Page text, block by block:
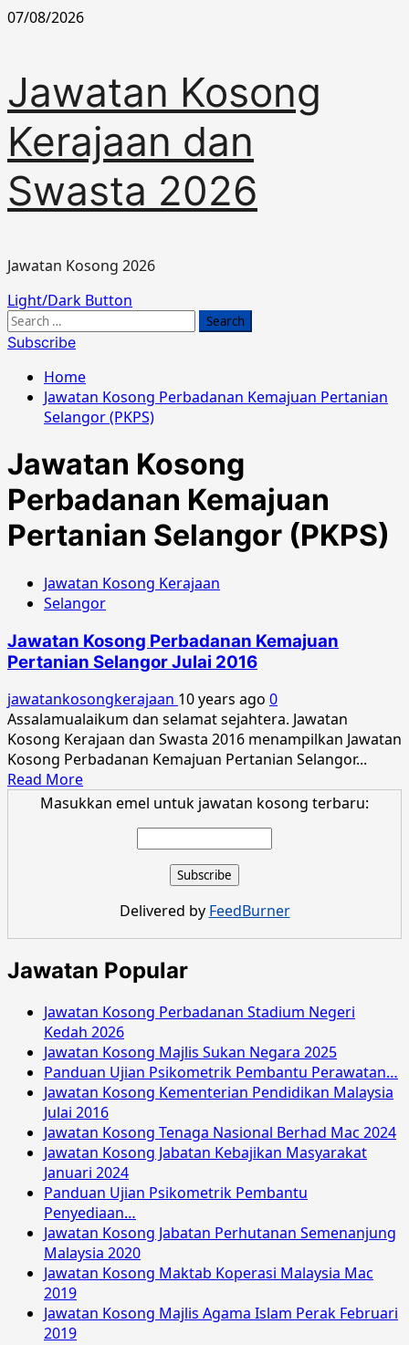
Skip
07/08/2026
Jawatan Kosong
Kerajaan dan
Swasta 2026
Jawatan Kosong 2026
Primary
Menu
Light/Dark Button
Search
for:
Subscribe
Home
Jawatan Kosong Perbadanan Kemajuan Pertanian
Selangor (PKPS)
Jawatan Kosong
Perbadanan Kemajuan
Pertanian Selangor (PKPS)
Jawatan Kosong Kerajaan
Selangor
Jawatan Kosong Perbadanan Kemajuan
Pertanian Selangor Julai 2016
jawatankosongkerajaan 10 years ago 0
Assalamualaikum dan selamat sejahtera. Jawatan
Kosong Kerajaan dan Swasta 2016 menampilkan Jawatan
Kosong Perbadanan Kemajuan Pertanian Selangor...
Read MoreRead
more
Pertanian
Selangor
Julai
2016
Masukkan emel untuk jawatan kosong terbaru:
Delivered by FeedBurner
Jawatan Popular
Jawatan Kosong Perbadanan Stadium Negeri
Kedah 2026
Jawatan Kosong Majlis Sukan Negara 2025
Panduan Ujian Psikometrik Pembantu Perawatan…
Jawatan Kosong Kementerian Pendidikan Malaysia
Julai 2016
Jawatan Kosong Tenaga Nasional Berhad Mac 2024
Jawatan Kosong Jabatan Kebajikan Masyarakat
Januari 2024
Panduan Ujian Psikometrik Pembantu
Penyediaan…
Jawatan Kosong Jabatan Perhutanan Semenanjung
Malaysia 2020
Jawatan Kosong Maktab Koperasi Malaysia Mac
2019
Jawatan Kosong Majlis Agama Islam Perak Februari
2019